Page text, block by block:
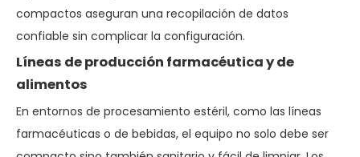
compactos aseguran una recopilación de datos
confiable sin complicar la configuración.
Líneas de producción farmacéutica y de
alimentos
En entornos de procesamiento estéril, como las líneas
farmacéuticas o de bebidas, el equipo no solo debe ser